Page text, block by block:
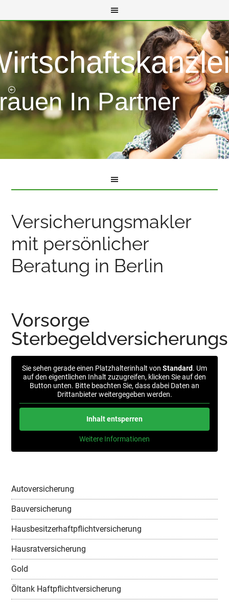
In Partner
Versicherungsmakler
mit persönlicher
Beratung in Berlin
Vorsorge
Sie sehen gerade einen Platzhalterinhalt von Standard. Um
auf den eigentlichen Inhalt zuzugreifen, klicken Sie auf den
Button unten. Bitte beachten Sie, dass dabei Daten an
Drittanbieter weitergegeben werden.
Inhalt entsperren
Weitere Informationen
Autoversicherung
Bauversicherung
Hausbesitzerhaftpflichtversicherung
Hausratversicherung
Gold
Öltank Haftpflichtversicherung